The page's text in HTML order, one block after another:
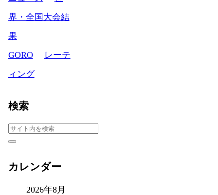
界・全国大会結
果
GORO
レーテ
ィング
検索
カレンダー
2026年8月